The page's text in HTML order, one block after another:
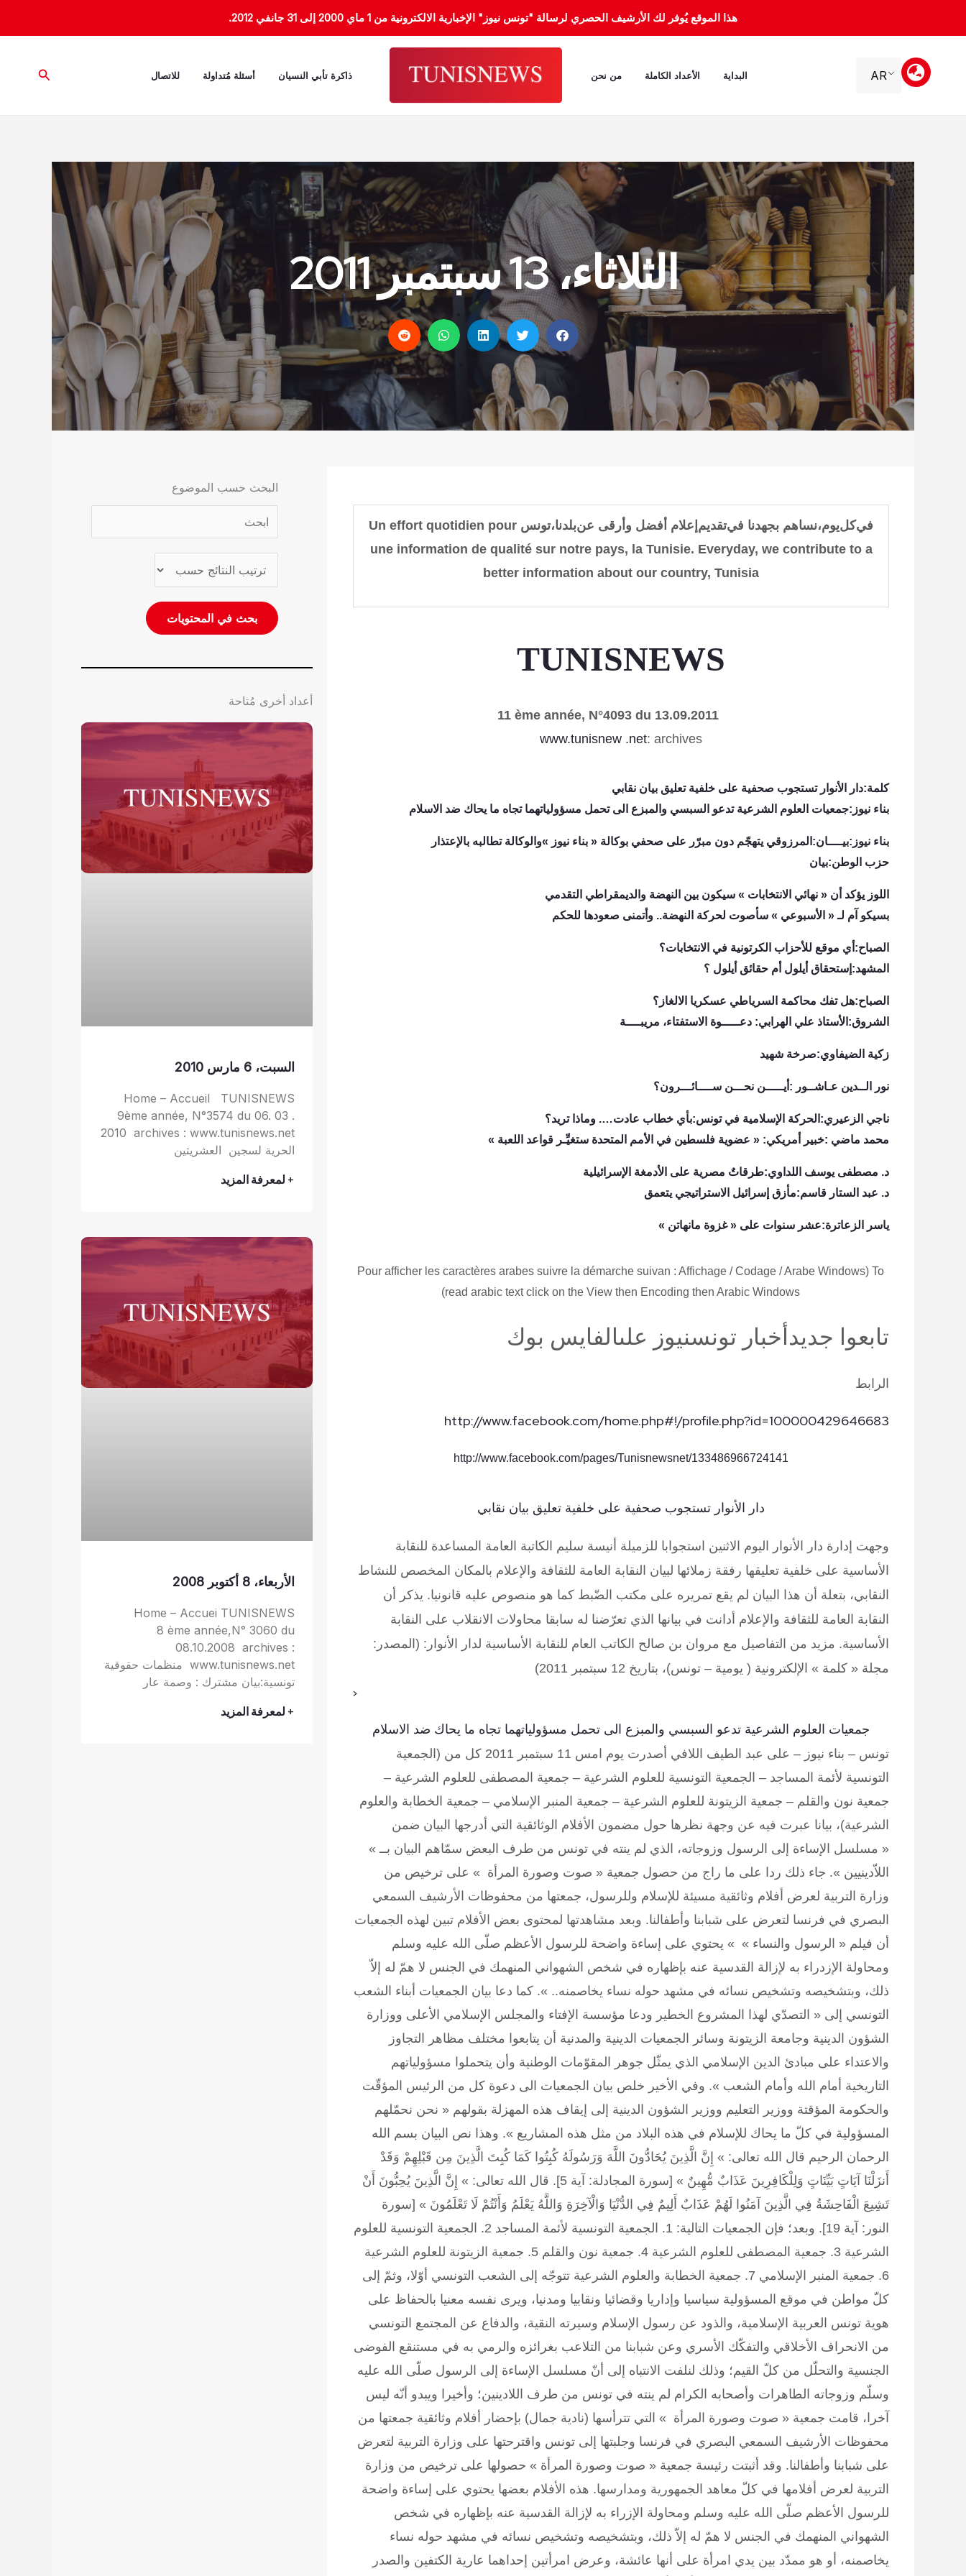
هذا الموقع يُوفر لك الأرشيف الحصري لرسالة "تونس نيوز" الإخبارية الالكترونية من 1 ماي 2000 إلى 31 جانفي 2012.
AR البداية الأعداد الكاملة من نحن ذاكرة تأبي النسيان أسئلة مُتداولة للاتصال البحث
الثلاثاء، 13 سبتمبر 2011
فيكليوم،نساهم بجهدنا فيتقديم إعلام أفضل وأرقى عنبلدنا،تونس Un effort quotidien pour
une information de qualité sur notre pays, la Tunisie. Everyday, we contribute to a
better information about our country, Tunisia
TUNISNEWS
11 ème année, N°4093 du 13.09.2011
archives
:
www.tunisnew .net
كلمة:دار الأنوار تستجوب صحفية على خلفية تعليق بيان نقابي
بناء نيوز:جمعيات العلوم الشرعية تدعو السبسي والمبزع الى تحمل مسؤولياتهما تجاه ما يحاك ضد الاسلام
بناء نيوز:بيــــان:المرزوقي يتهجّم دون مبرّر على صحفي بوكالة « بناء نيوز »والوكالة تطالبه بالإعتذار
حزب الوطن:بيان
اللوز يؤكد أن « نهائي الانتخابات » سيكون بين النهضة والديمقراطي التقدمي
بسيكو آم لـ « الأسبوعي » سأصوت لحركة النهضة.. وأتمنى صعودها للحكم
الصباح:أي موقع للأحزاب الكرتونية في الانتخابات؟
المشهد:إستحقاق أيلول أم حقائق أيلول ؟
الصباح:هل تفك محاكمة السرياطي عسكريا الالغاز؟
الشروق:الأستاذ علي الهرابي: دعـــــوة الاستفتاء، مريبــــة
زكية الضيفاوي:صرخة شهيد
نور الــدين عـاشــور :أيـــــن نحـــن ســــائـــرون؟
ناجي الزعيري:الحركة الإسلامية في تونس:بأي خطاب عادت…. وماذا تريد؟
محمد ماضي :خبير أمريكي: « عضوية فلسطين في الأمم المتحدة ستغيِّـر قواعد اللعبة »
د. مصطفى يوسف اللداوي:طرقاتٌ مصرية على الأدمغة الإسرائيلية
د. عبد الستار قاسم:مأزق إسرائيل الاستراتيجي يتعمق
ياسر الزعاترة:عشر سنوات على « غزوة مانهاتن »
Pour afficher les caractères arabes suivre la démarche suivan : Affichage / Codage / Arabe Windows) To
read arabic text click on the View then Encoding then Arabic Windows)
تابعوا جديد أخبار تونسنيوز علىالفايس بوك
الرابط
http://www.facebook.com/home.php#!/profile.php?id=100000429646683
http://www.facebook.com/pages/Tunisnewsnet/133486966724141
دار الأنوار تستجوب صحفية على خلفية تعليق بيان نقابي
وجهت إدارة دار الأنوار اليوم الاثنين استجوابا للزميلة أنيسة سليم الكاتبة العامة المساعدة للنقابة
الأساسية على خلفية تعليقها رفقة زملائها لبيان النقابة العامة للثقافة والإعلام بالمكان المخصص للنشاط
النقابي، بتعلة أن هذا البيان لم يقع تمريره على مكتب الضّبط كما هو منصوص عليه قانونيا. يذكر أن
النقابة العامة للثقافة والإعلام أدانت في بيانها الذي تعرّضنا له سابقا محاولات الانقلاب على النقابة
الأساسية. مزيد من التفاصيل مع مروان بن صالح الكاتب العام للنقابة الأساسية لدار الأنوار: (المصدر:
مجلة « كلمة » الإلكترونية ( يومية – تونس)، بتاريخ 12 سبتمبر 2011)
<
جمعيات العلوم الشرعية تدعو السبسي والمبزع الى تحمل مسؤولياتهما تجاه ما يحاك ضد الاسلام
تونس – بناء نيوز – على عبد الطيف اللافي
أصدرت يوم امس 11 سبتمبر 2011 كل من (الجمعية
التونسية لأئمة المساجد – الجمعية التونسية للعلوم الشرعية – جمعية المصطفى للعلوم الشرعية –
جمعية نون والقلم – جمعية الزيتونة للعلوم الشرعية – جمعية المنبر الإسلامي – جمعية الخطابة والعلوم
الشرعية)، بيانا عبرت فيه عن وجهة نظرها حول مضمون الأفلام الوثائقية التي أدرجها البيان ضمن
« مسلسل الإساءة إلى الرسول وزوجاته، الذي لم ينته في تونس من طرف البعض سمّاهم البيان بــ »
اللاّدينيين ». جاء ذلك ردا على ما راج من حصول جمعية « صوت وصورة المرأة » على ترخيص من
وزارة التربية لعرض أفلام وثائقية مسيئة للإسلام وللرسول، جمعتها من محفوظات الأرشيف السمعي
البصري في فرنسا لتعرض على شبابنا وأطفالنا. وبعد مشاهدتها لمحتوى بعض الأفلام تبين لهذه الجمعيات
أن فيلم « الرسول والنساء » » يحتوي على إساءة واضحة للرسول الأعظم صلّى الله عليه وسلم
ومحاولة الإزدراء به لإزالة القدسية عنه بإظهاره في شخص الشهواني المنهمك في الجنس لا همّ له إلاّ
ذلك، وبتشخيصه وتشخيص نسائه في مشهد حوله نساء يخاصمنه.. ». كما دعا بيان الجمعيات أبناء الشعب
التونسي إلى « التصدّي لهذا المشروع الخطير ودعا مؤسسة الإفتاء والمجلس الإسلامي الأعلى ووزارة
الشؤون الدينية وجامعة الزيتونة وسائر الجمعيات الدينية والمدنية أن يتابعوا مختلف مظاهر التجاوز
والاعتداء على مبادئ الدين الإسلامي الذي يمثّل جوهر المقوّمات الوطنية وأن يتحملوا مسؤولياتهم
التاريخية أمام الله وأمام الشعب ». وفي الأخير خلص بيان الجمعيات الى دعوة كل من الرئيس المؤقّت
والحكومة المؤقتة ووزير التعليم ووزير الشؤون الدينية إلى إيقاف هذه المهزلة بقولهم « نحن نحمّلهم
المسؤولية في كلّ ما يحاك للإسلام في هذه البلاد من مثل هذه المشاريع ». وهذا نص البيان بسم الله
الرحمان الرحيم قال الله تعالى: » إِنَّ الَّذِينَ يُحَادُّونَ اللَّهَ وَرَسُولَهُ كُبِتُوا كَمَا كُبِتَ الَّذِينَ مِن قَبْلِهِمْ وَقَدْ
أَنزَلْنَا آيَاتٍ بَيِّنَاتٍ وَلِلْكَافِرِينَ عَذَابٌ مُّهِينٌ » [سورة المجادلة: آية 5]. قال الله تعالى: » إِنَّ الَّذِينَ يُحِبُّونَ أَنْ
تَشِيعَ الْفَاحِشَةُ فِي الَّذِينَ آمَنُوا لَهُمْ عَذَابٌ أَلِيمٌ فِي الدُّنْيَا وَالْآخِرَةِ وَاللَّهُ يَعْلَمُ وَأَنْتُمْ لَا تَعْلَمُونَ » [سورة
النور: آية 19]. وبعد؛ فإن الجمعيات التالية: 1. الجمعية التونسية لأئمة المساجد 2. الجمعية التونسية للعلوم
الشرعية 3. جمعية المصطفى للعلوم الشرعية 4. جمعية نون والقلم 5. جمعية الزيتونة للعلوم الشرعية
6. جمعية المنبر الإسلامي 7. جمعية الخطابة والعلوم الشرعية تتوجّه إلى الشعب التونسي أوّلا، وثمّ إلى
كلّ مواطن في موقع المسؤولية سياسيا وإداريا وقضائيا ونقابيا ومدنيا، ويرى نفسه معنيا بالحفاظ على
هوية تونس العربية الإسلامية، والذود عن رسول الإسلام وسيرته النقية، والدفاع عن المجتمع التونسي
من الانحراف الأخلاقي والتفكّك الأسري وعن شبابنا من التلاعب بغرائزه والرمي به في مستنقع الفوضى
الجنسية والتحلّل من كلّ القيم؛ وذلك لنلفت الانتباه إلى أنّ مسلسل الإساءة إلى الرسول صلّى الله عليه
وسلّم وزوجاته الطاهرات وأصحابه الكرام لم ينته في تونس من طرف اللادينين؛ وأخيرا ويبدو أنّه ليس
آخرا، قامت جمعية « صوت وصورة المرأة » التي تترأسها (نادية جمال) بإحضار أفلام وثائقية جمعتها من
محفوظات الأرشيف السمعي البصري في فرنسا وجلبتها إلى تونس واقترحتها على وزارة التربية لتعرض
على شبابنا وأطفالنا. وقد أثبتت رئيسة جمعية « صوت وصورة المرأة » حصولها على ترخيص من وزارة
التربية لعرض أفلامها في كلّ معاهد الجمهورية ومدارسها. هذه الأفلام بعضها يحتوي على إساءة واضحة
للرسول الأعظم صلّى الله عليه وسلم ومحاولة الإزراء به لإزالة القدسية عنه بإظهاره في شخص
الشهواني المنهمك في الجنس لا همّ له إلاّ ذلك، وبتشخيصه وتشخيص نسائه في مشهد حوله نساء
يخاصمنه، أو هو ممدّد بين يدي امرأة على أنها عائشة، وعرض امرأتين إحداهما عارية الكتفين والصدر
البحث حسب الموضوع
أعداد أخرى مُتاحة
السبت، 6 مارس 2010
Home – Accueil TUNISNEWS
9ème année, N°3574 du 06. 03 .
2010 archives : www.tunisnews.net
الحرية لسجين العشريتين
+ لمعرفة المزيد
الأربعاء، 8 أكتوبر 2008
Home – Accuei TUNISNEWS
8 ème année,N° 3060 du
08.10.2008 archives :
www.tunisnews.net منظمات حقوقية
تونسية:بيان مشترك : وصمة عار
+ لمعرفة المزيد